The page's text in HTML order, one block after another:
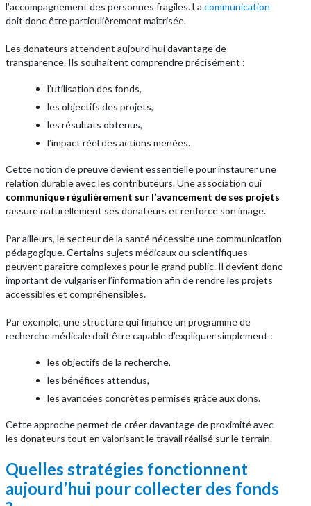
l’accompagnement des personnes fragiles. La communication
doit donc être particulièrement maîtrisée.
Les donateurs attendent aujourd’hui davantage de
transparence. Ils souhaitent comprendre précisément :
l’utilisation des fonds,
les objectifs des projets,
les résultats obtenus,
l’impact réel des actions menées.
Cette notion de preuve devient essentielle pour instaurer une
relation durable avec les contributeurs. Une association qui
communique régulièrement sur l’avancement de ses projets
rassure naturellement ses donateurs et renforce son image.
Par ailleurs, le secteur de la santé nécessite une communication
pédagogique. Certains sujets médicaux ou scientifiques
peuvent paraître complexes pour le grand public. Il devient donc
important de vulgariser l’information afin de rendre les projets
accessibles et compréhensibles.
Par exemple, une structure qui finance un programme de
recherche médicale doit être capable d’expliquer simplement :
les objectifs de la recherche,
les bénéfices attendus,
les avancées concrètes permises grâce aux dons.
Cette approche permet de créer davantage de proximité avec
les donateurs tout en valorisant le travail réalisé sur le terrain.
Quelles stratégies fonctionnent
aujourd’hui pour collecter des fonds